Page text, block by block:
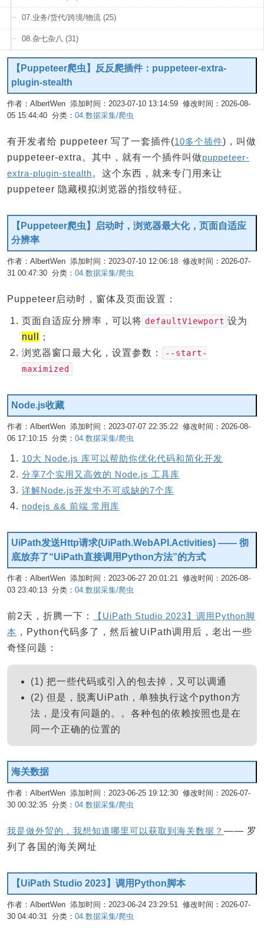
07.业务/货代/跨境/物流 (25)
08.杂七杂八 (31)
【Puppeteer爬虫】反反爬插件：puppeteer-extra-
plugin-stealth
作者：AlbertWen 添加时间：2023-07-10 13:14:59 修改时间：2026-08-
05 15:44:40 分类： 04.数据采集/爬虫
有开发者给 puppeteer 写了一套插件(10多个插件)，叫做
puppeteer-extra。其中，就有一个插件叫做puppeteer-
extra-plugin-stealth。这个东西，就来专门用来让
puppeteer 隐藏模拟浏览器的指纹特征。
【Puppeteer爬虫】启动时，浏览器最大化，页面自适应
分辨率
作者：AlbertWen 添加时间：2023-07-10 12:06:18 修改时间：2026-07-
31 00:47:30 分类： 04.数据采集/爬虫
Puppeteer启动时，窗体及页面设置：
页面自适应分辨率，可以将 defaultViewport 设为
null
；
浏览器窗口最大化，设置参数：
--start-
maximized
Node.js收藏
作者：AlbertWen 添加时间：2023-07-07 22:35:22 修改时间：2026-08-
06 17:10:15 分类： 04.数据采集/爬虫
10大 Node.js 库可以帮助你优化代码和简化开发
分享7个实用又高效的 Node.js 工具库
详解Node.js开发中不可或缺的7个库
nodejs && 前端 常用库
UiPath发送Http请求(UiPath.WebAPI.Activities) —— 彻
底放弃了“UiPath直接调用Python方法”的方式
作者：AlbertWen 添加时间：2023-06-27 20:01:21 修改时间：2026-08-
03 23:40:13 分类： 04.数据采集/爬虫
前2天，折腾一下：
【UiPath Studio 2023】调用Python脚
本 ，Python代码多了，然后被UiPath调用后，老出一些
奇怪问题：
(1) 把一些代码或引入的包去掉，又可以调通
(2) 但是，脱离UiPath，单独执行这个python方
法，是没有问题的。。各种包的依赖按照也是在
同一个正确的位置的
海关数据
作者：AlbertWen 添加时间：2023-06-25 19:12:30 修改时间：2026-07-
30 00:32:35 分类： 04.数据采集/爬虫
我是做外贸的，我想知道哪里可以获取到海关数据？ —— 罗
列了各国的海关网址
【UiPath Studio 2023】调用Python脚本
作者：AlbertWen 添加时间：2023-06-24 23:29:51 修改时间：2026-07-
30 04:40:31 分类： 04.数据采集/爬虫